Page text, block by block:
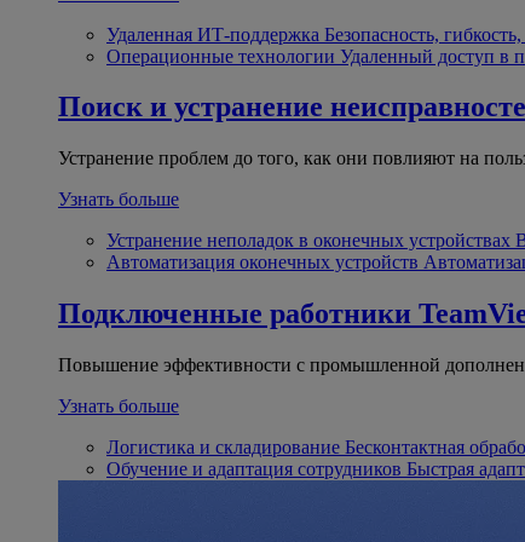
Удаленная ИТ-поддержка Безопасность,
Операционные технологии Удаленный доступ в
Поиск и устранение
Устранение проблем до того, как они повлияют на
Узнать больше
Устранение неполадок в оконечных устройствах
Автоматизация оконечных устройств
Подключенные работники
Повышение эффективности с промышленной
Узнать больше
Логистика и складирование Бесконтактная
Обучение и адаптация сотрудников Быстрая